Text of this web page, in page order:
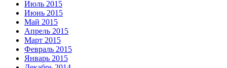
Июль 2015
Июнь 2015
Май 2015
Апрель 2015
Март 2015
Февраль 2015
Январь 2015